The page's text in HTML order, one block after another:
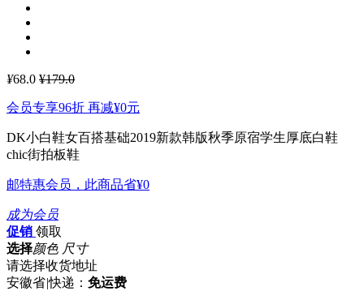
¥68.0 ¥179.0
会员专享96折 再减¥0元
DK小白鞋女百搭基础2019新款韩版秋季原宿学生厚底白鞋
chic街拍板鞋
邮特惠会员，此商品省¥0
成为会员
促销 领取
选择颜色 尺寸
请选择收货地址
安徽省|快递： 免运费